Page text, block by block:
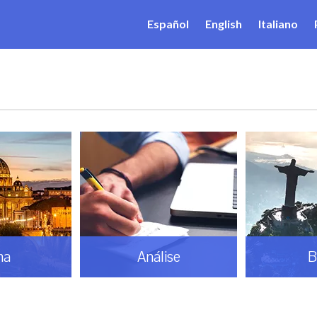
Español English Italiano
Análise